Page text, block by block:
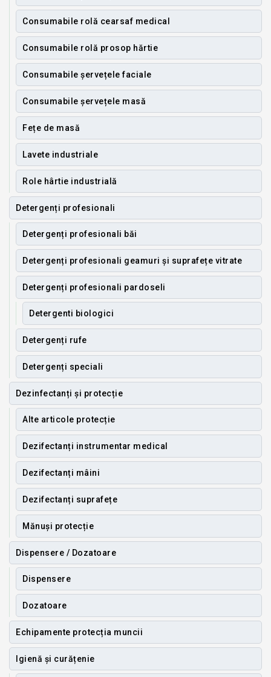
Consumabile rolă cearsaf medical
Consumabile rolă prosop hărtie
Consumabile șervețele faciale
Consumabile șervețele masă
Fețe de masă
Lavete industriale
Role hârtie industrială
Detergenți profesionali
Detergenți profesionali băi
Detergenți profesionali geamuri și suprafețe vitrate
Detergenți profesionali pardoseli
Detergenti biologici
Detergenți rufe
Detergenți speciali
Dezinfectanți și protecție
Alte articole protecție
Dezifectanți instrumentar medical
Dezifectanți mâini
Dezifectanți suprafețe
Mănuși protecție
Dispensere / Dozatoare
Dispensere
Dozatoare
Echipamente protecția muncii
Igienă și curățenie